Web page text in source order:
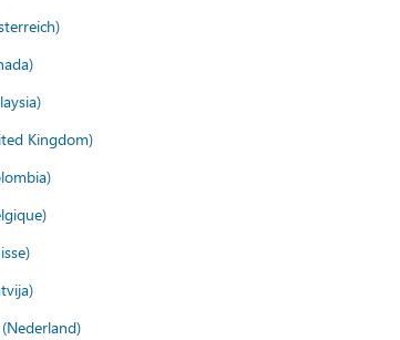
Kingdom)